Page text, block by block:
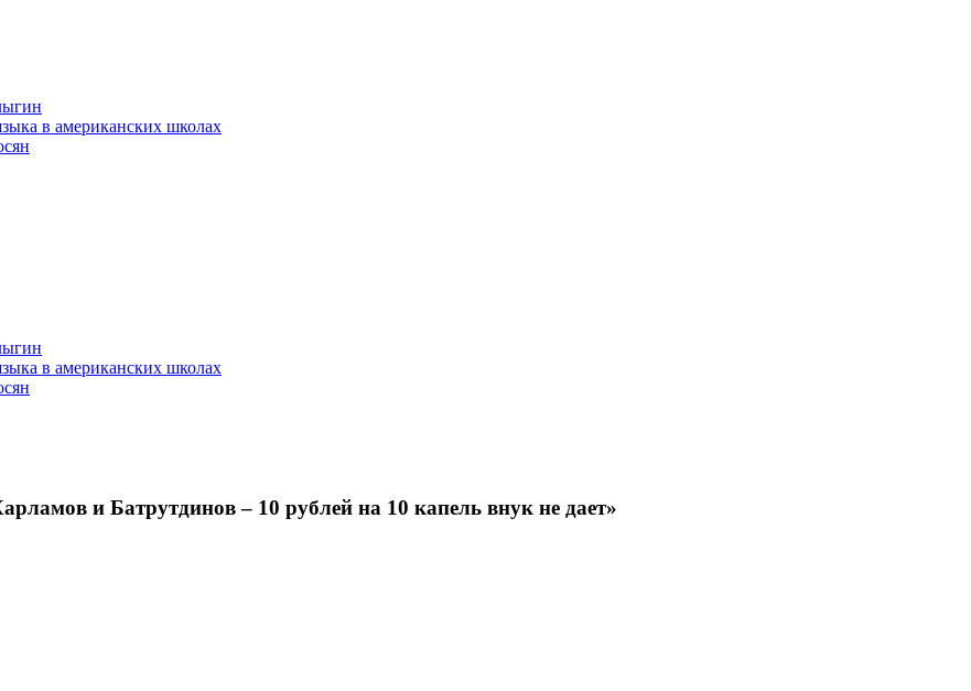
в американских школах
в американских школах
и Батрутдинов – 10 рублей на 10 капель внук не дает»